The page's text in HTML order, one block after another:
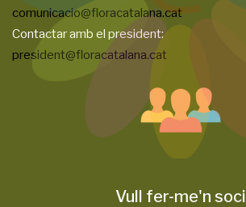
comunicacio@floracatalana.cat
Contactar amb el president:
president@floracatalana.cat
Vull fer-me'n soci